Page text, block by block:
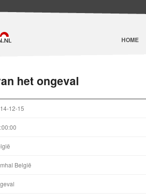
HOME
het ongeval
12-15
België